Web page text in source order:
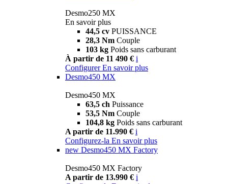
Desmo250 MX
En savoir plus
44,5 cv PUISSANCE
28,3 Nm Couple
103 kg Poids sans carburant
À partir de 11 490 € i
Configurer En savoir plus
Desmo450 MX
Desmo450 MX
63,5 ch Puissance
53,5 Nm Couple
104,8 kg Poids sans carburant
A partir de 11.990 € i
Configurez-la En savoir plus
new Desmo450 MX Factory
Desmo450 MX Factory
A partir de 13.990 € i